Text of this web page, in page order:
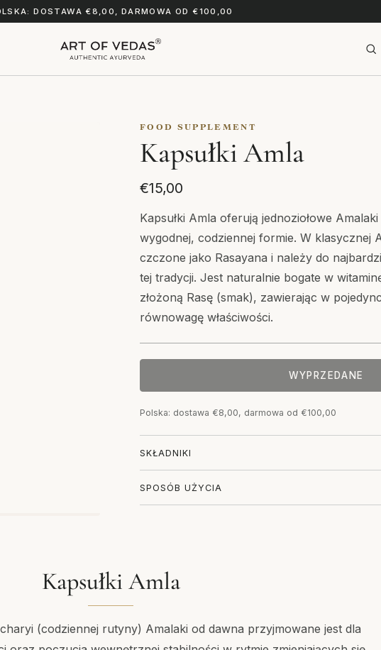
DOSTAWA €8,00, DARMOWA OD €100,00
FOOD SUPPLEMENT
Kapsułki Amla
€15,00
Kapsułki Amla oferują jednoziołowe
wygodnej, codziennej formie. W klasycznej
czczone jako Rasayana i należy do
tej tradycji. Jest naturalnie bogate w
złożoną Rasę (smak), zawierając w
równowagę właściwości.
WYPRZEDANE
Polska: dostawa €8,00, darmowa od €100,00
SKŁADNIKI
SPOSÓB UŻYCIA
Kapsułki Amla
(codziennej rutyny) Amalaki od dawna przyjmowane jest dla